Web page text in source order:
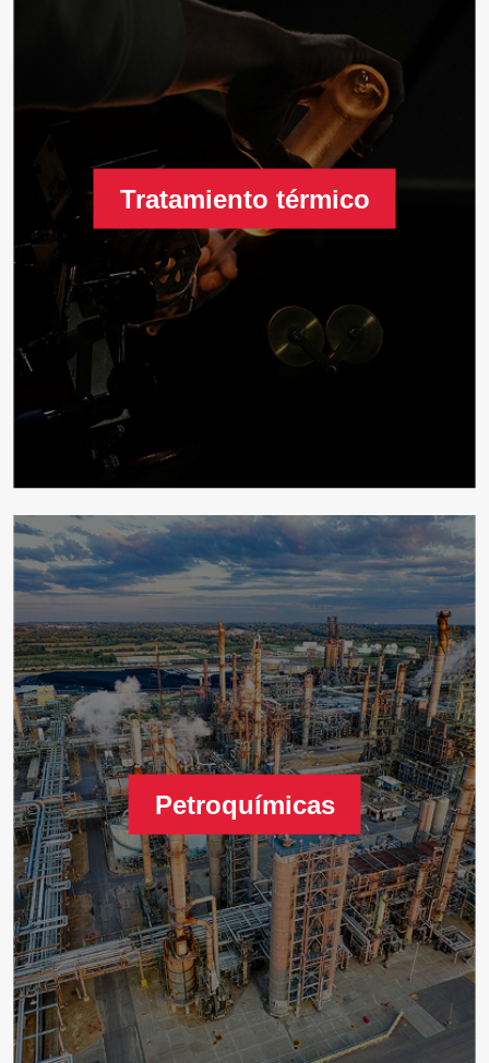
Tratamiento térmico
Petroquímicas